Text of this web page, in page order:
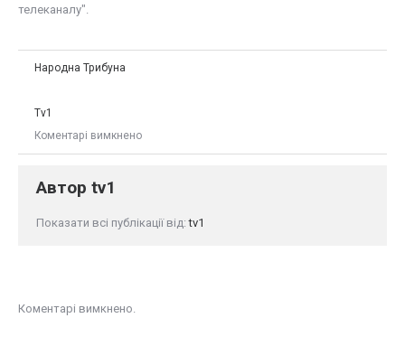
телеканалу".
Народна Трибуна
Tv1
Коментарі вимкнено
Автор tv1
Показати всі публікації від:tv1
Коментарі вимкнено.